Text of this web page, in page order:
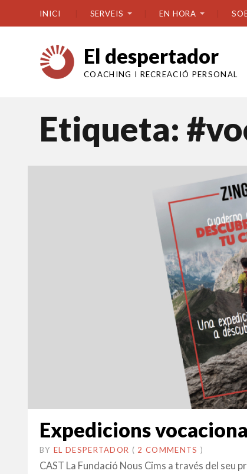
INICI SERVEIS EN HORA
El despertador
COACHING I RECREACIÓ PERSONAL
Etiqueta:
Expedicions
BY EL DESPERTADOR ON
10
NOVEMBRE
•( 2 COMMENTS )
CAST La Fundació Nous Cims a través del seu